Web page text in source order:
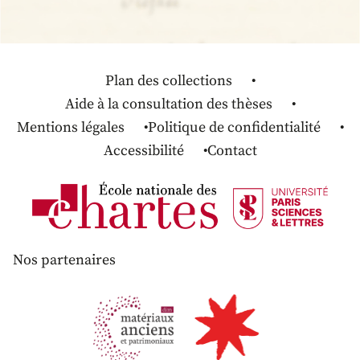
Plan des collections
Aide à la consultation des thèses
Mentions légales
Politique de confidentialité
Accessibilité
Contact
Nos partenaires